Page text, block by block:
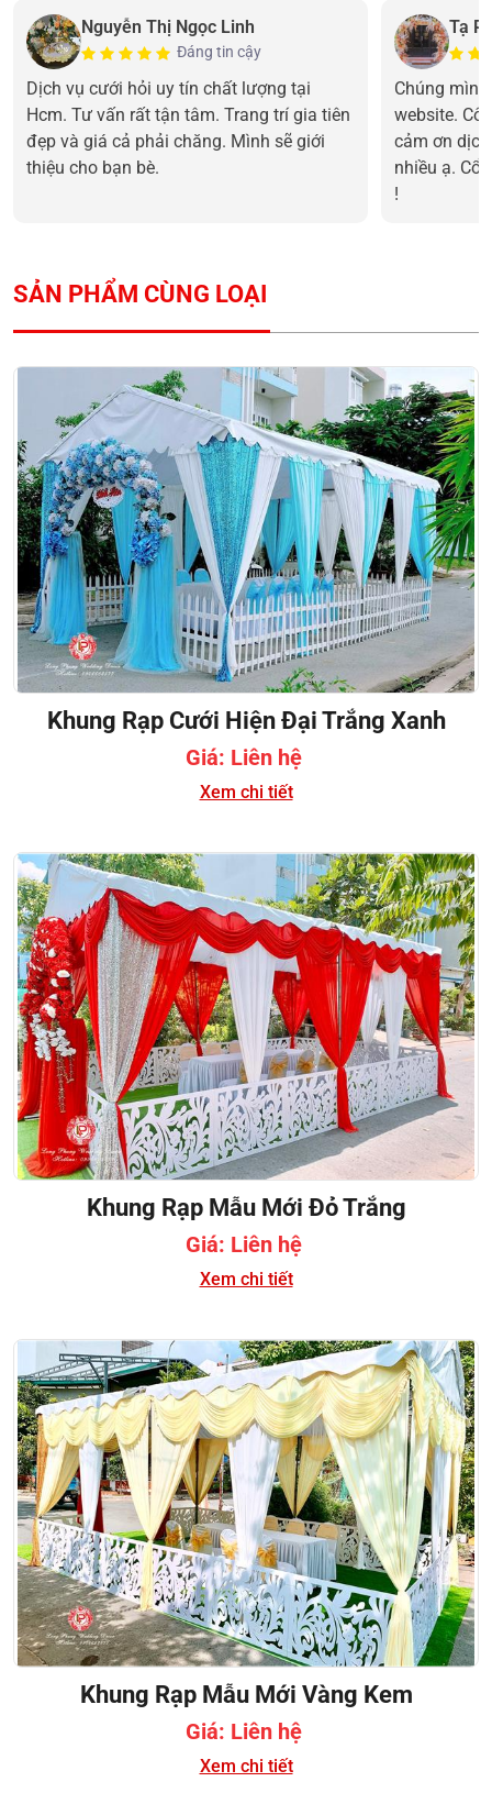
Nguyễn Thị Ngọc Linh
Đáng tin cậy
Dịch vụ cưới hỏi uy tín chất lượng tại
Hcm. Tư vấn rất tận tâm. Trang trí gia tiên
đẹp và giá cả phải chăng. Mình sẽ giới
thiệu cho bạn bè.
Tạ
Chúng
website. Cô
cảm ơn
nhiều ạ.
!
SẢN PHẨM CÙNG LOẠI
Khung Rạp Cưới Hiện Đại Trắng Xanh
Giá: Liên hệ
Xem chi tiết
Khung Rạp Mẫu Mới Đỏ Trắng
Giá: Liên hệ
Xem chi tiết
Khung Rạp Mẫu Mới Vàng Kem
Giá: Liên hệ
Xem chi tiết